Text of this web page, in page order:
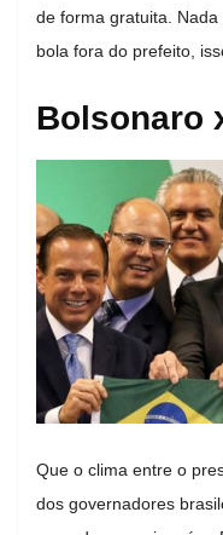
de forma gratuita.
bola fora do prefeito,
Bolsonaro
Que o clima entre o
dos governadores